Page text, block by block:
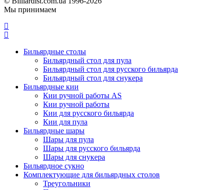
Мы принимаем
Бильярдные столы
Бильярдный стол для пула
Бильярдный стол для русского бильярда
Бильярдный стол для снукера
Бильярдные кии
Кии ручной работы AS
Кии ручной работы
Кии для русского бильярда
Кии для пула
Бильярдные шары
Шары для пула
Шары для русского бильярда
Шары для снукера
Бильярдное сукно
Комплектующие для бильярдных столов
Треугольники